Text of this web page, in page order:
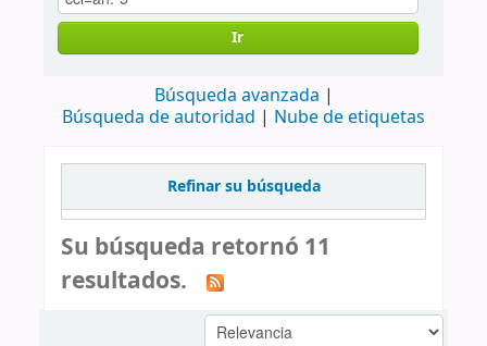
Ir
Búsqueda avanzada
Búsqueda de autoridad
Nube de etiquetas
Refinar su búsqueda
Su búsqueda retornó 11
resultados.